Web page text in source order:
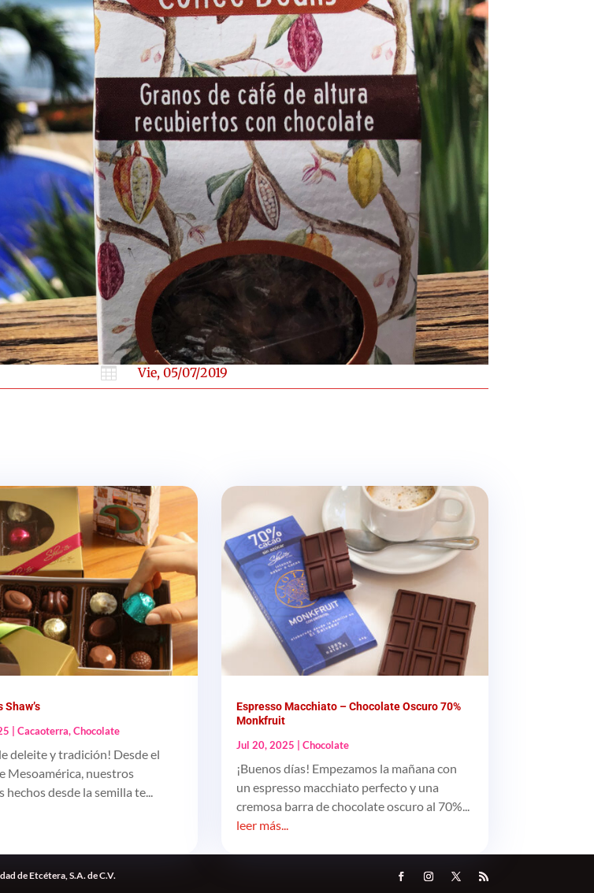
 Vie, 05/07/2019
| Cacaoterra,Chocolate
deleite y tradición! Desde el
Mesoamérica, nuestros
desde la semilla te...
Espresso Macchiato – Chocolate Oscuro 70%
Monkfruit
Jul 20, 2025 |Chocolate
¡Buenos días! Empezamos la mañana con
un espresso macchiato perfecto y una
cremosa barra de chocolate oscuro al 70%...
leer más...
de Etcétera, S.A. de C.V.